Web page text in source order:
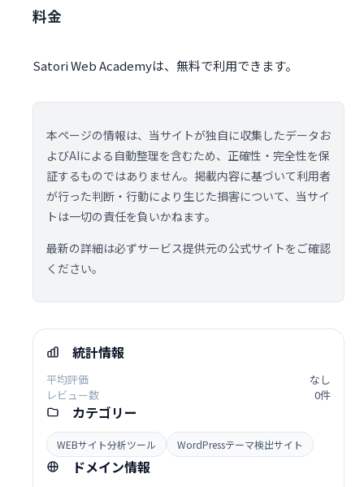
料金
Satori Web Academyは、無料で利用できます。
本ページの情報は、当サイトが独自に収集したデータお
よびAIによる自動整理を含むため、正確性・完全性を保
証するものではありません。掲載内容に基づいて利用者
が行った判断・行動により生じた損害について、当サイ
トは一切の責任を負いかねます。
最新の詳細は必ずサービス提供元の公式サイトをご確認
ください。
統計情報
平均評価
なし
レビュー数
0件
カテゴリー
WEBサイト分析ツール WordPressテーマ検出サイト
ドメイン情報